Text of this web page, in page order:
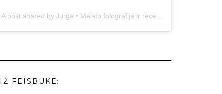
FEISBUKE: